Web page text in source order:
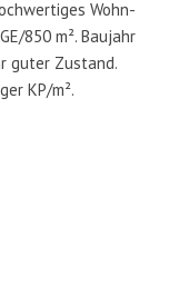
Wohn-
850 m². Baujahr
guter Zustand.
KP/m².